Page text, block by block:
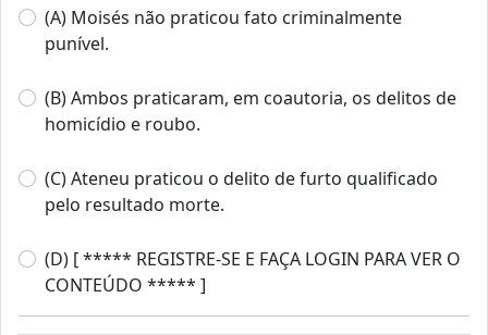
(A) Moisés não praticou fato criminalmente
punível.
(B) Ambos praticaram, em coautoria, os delitos de
homicídio e roubo.
(C) Ateneu praticou o delito de furto qualificado
pelo resultado morte.
(D) [ ***** REGISTRE-SE E FAÇA LOGIN PARA VER O
CONTEÚDO ***** ]